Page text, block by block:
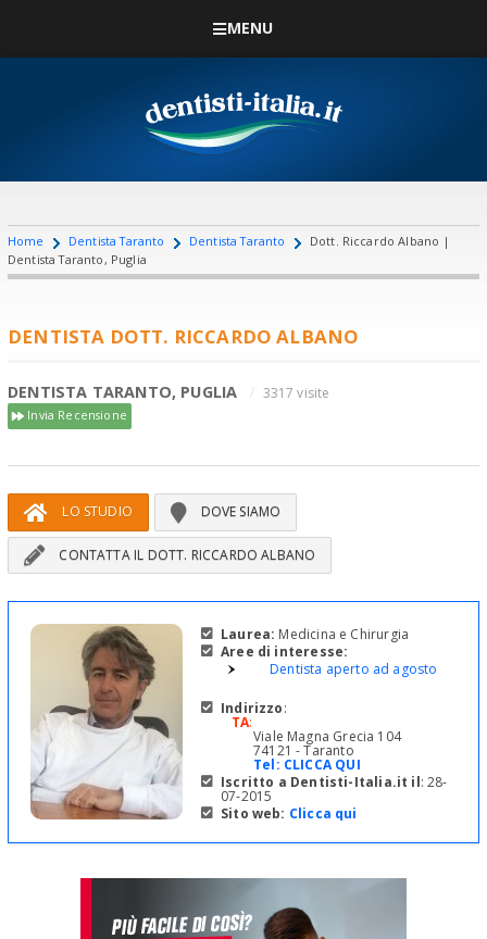
MENU
Home Dentista Taranto Dentista Taranto
Dott. Riccardo Albano |
Dentista Taranto, Puglia
DENTISTA DOTT. RICCARDO ALBANO
DENTISTA TARANTO, PUGLIA 3317 visite
Invia Recensione
LO STUDIO DOVE SIAMO
CONTATTA IL DOTT. RICCARDO ALBANO
Laurea: Medicina e Chirurgia
Aree di interesse:
Dentista aperto ad agosto
Indirizzo:
TA:
Viale Magna Grecia 104
74121 - Taranto
Tel: CLICCA QUI
Iscritto a Dentisti-Italia.it il: 28-
07-2015
Sito web: Clicca qui